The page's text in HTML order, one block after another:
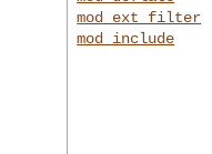
mod_ext_filter
mod_include